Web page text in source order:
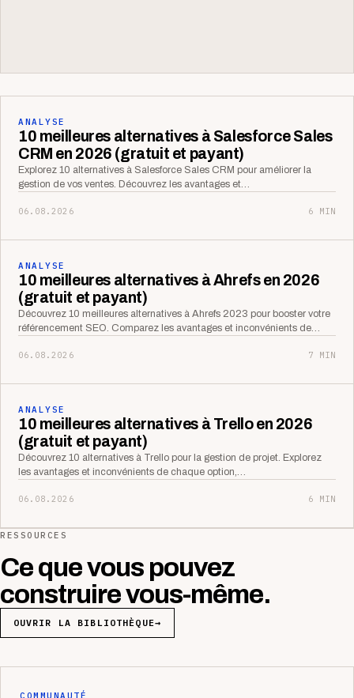
ANALYSE
10 meilleures alternatives à Salesforce Sales
CRM en 2026 (gratuit et payant)
Explorez 10 alternatives à Salesforce Sales CRM pour améliorer la
gestion de vos ventes. Découvrez les avantages et…
06.08.2026 6 MIN
ANALYSE
10 meilleures alternatives à Ahrefs en 2026
(gratuit et payant)
Découvrez 10 meilleures alternatives à Ahrefs 2023 pour booster votre
référencement SEO. Comparez les avantages et inconvénients de…
06.08.2026 7 MIN
ANALYSE
10 meilleures alternatives à Trello en 2026
(gratuit et payant)
Découvrez 10 alternatives à Trello pour la gestion de projet. Explorez
les avantages et inconvénients de chaque option,…
06.08.2026 6 MIN
RESSOURCES
Ce que vous pouvez
construire vous-même.
OUVRIR LA BIBLIOTHÈQUE→
COMMUNAUTÉ